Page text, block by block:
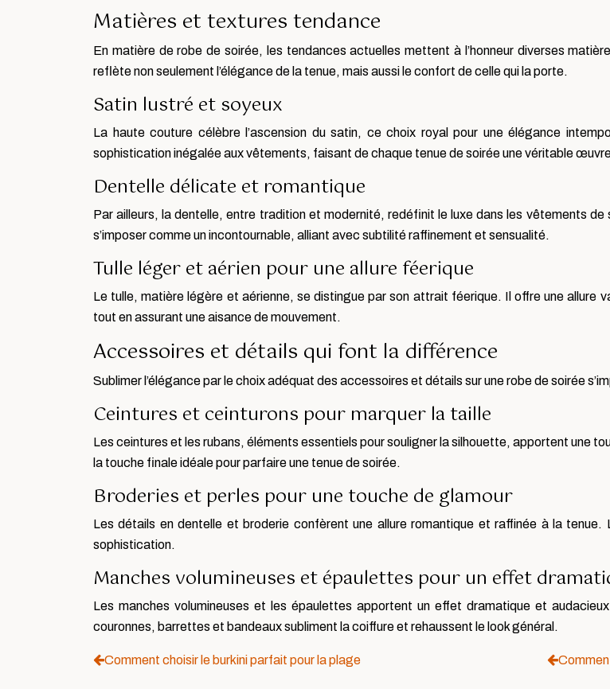
Matières et textures tendance
En matière de robe de soirée, les tendances actuelles mettent à l’honneur diverses
reflète non seulement l’élégance de la tenue, mais aussi le confort de celle qui la porte.
Satin lustré et soyeux
La haute couture célèbre l’ascension du satin, ce choix royal pour une élégance
sophistication inégalée aux vêtements, faisant de chaque tenue de soirée une véritable œuvre
Dentelle délicate et romantique
Par ailleurs, la dentelle, entre tradition et modernité, redéfinit le luxe dans les vêtements
s’imposer comme un incontournable, alliant avec subtilité raffinement et sensualité.
Tulle léger et aérien pour une allure féerique
Le tulle, matière légère et aérienne, se distingue par son attrait féerique. Il offre une allure
tout en assurant une aisance de mouvement.
Accessoires et détails qui font la différence
Sublimer l’élégance par le choix adéquat des accessoires et détails sur une robe de soirée
Ceintures et ceinturons pour marquer la taille
Les ceintures et les rubans, éléments essentiels pour souligner la silhouette, apportent une
la touche finale idéale pour parfaire une tenue de soirée.
Broderies et perles pour une touche de glamour
Les détails en dentelle et broderie confèrent une allure romantique et raffinée à la
sophistication.
Manches volumineuses et épaulettes pour un effet
Les manches volumineuses et les épaulettes apportent un effet dramatique et
couronnes, barrettes et bandeaux subliment la coiffure et rehaussent le look général.
Comment choisir le burkini parfait pour la plage